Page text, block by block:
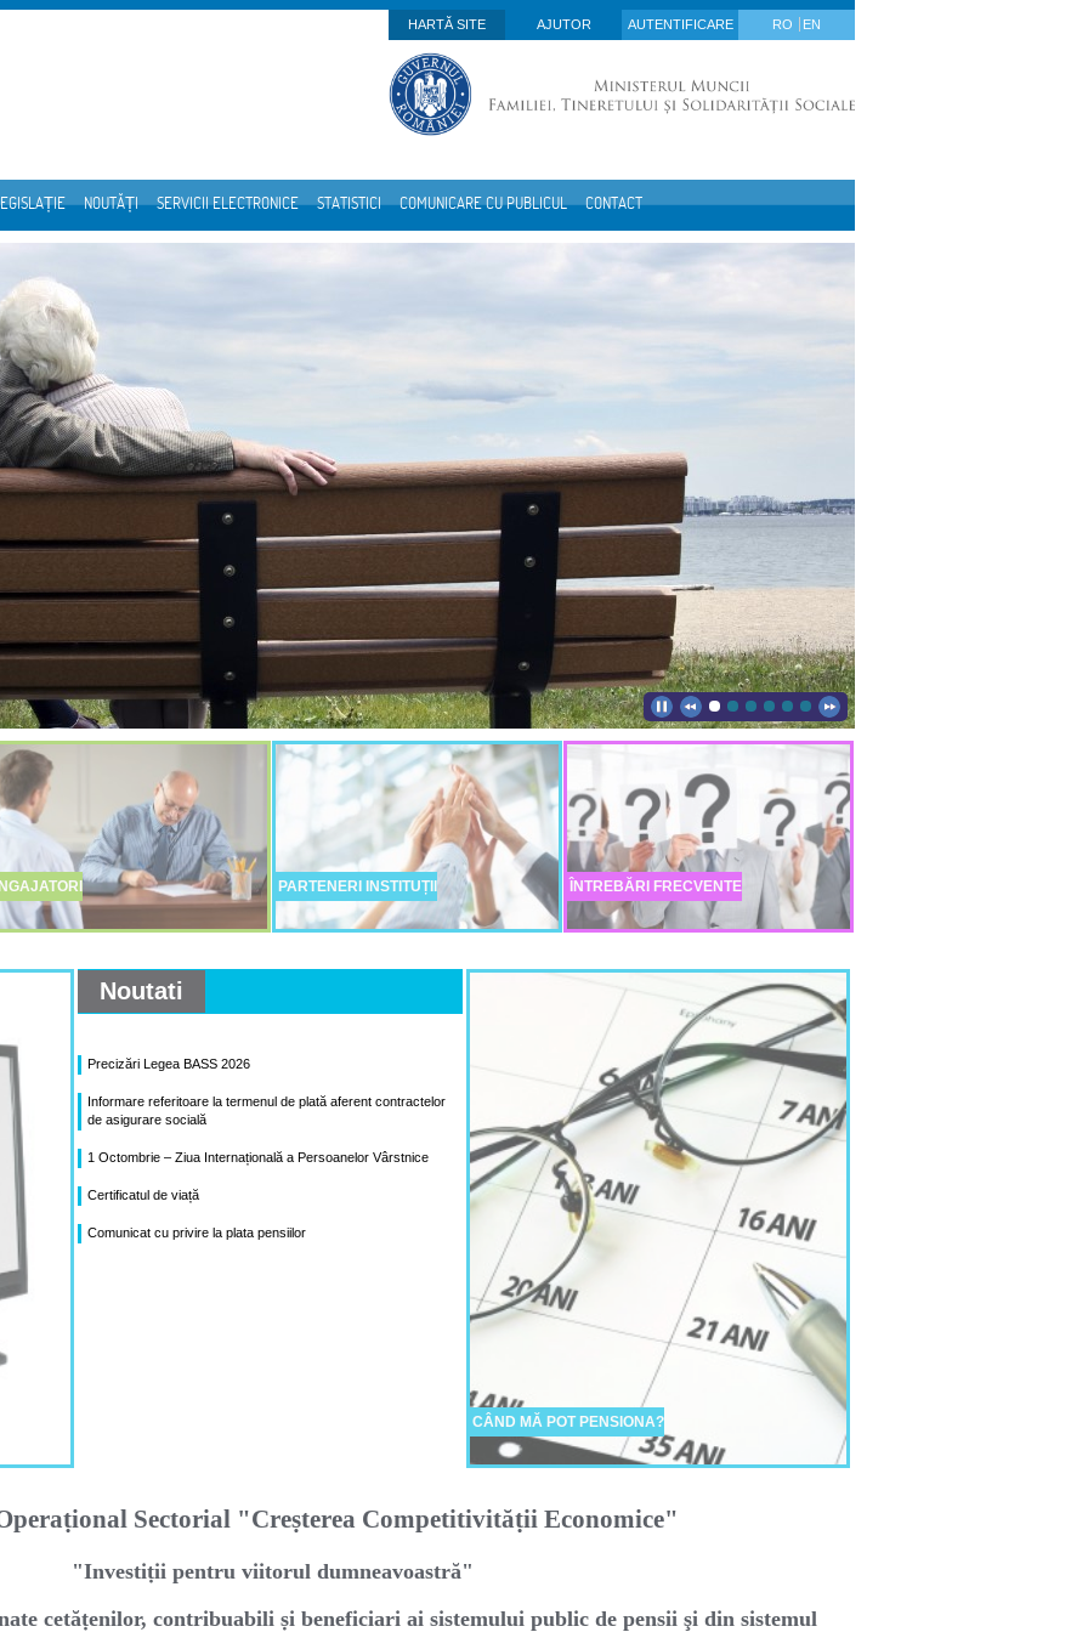
HARTĂ SITE
AJUTOR AUTENTIFICARE RO EN
NOUTĂȚI SERVICII ELECTRONICE STATISTICI COMUNICARE CU PUBLICUL CONTACT
PARTENERI INSTITUȚII ÎNTREBĂRI FRECVENTE
Noutati
Precizări Legea BASS 2026
Informare referitoare la termenul de plată aferent contractelor
de asigurare socială
1 Octombrie – Ziua Internațională a Persoanelor Vârstnice
Certificatul de viață
Comunicat cu privire la plata pensiilor
CÂND MĂ POT PENSIONA?
Sectorial "Creṣterea Competitivităṭii Economice"
"Investiṭii pentru viitorul dumneavoastră"
cetăṭenilor, contribuabili ṣi beneficiari ai sistemului public de pensii şi din sistemul